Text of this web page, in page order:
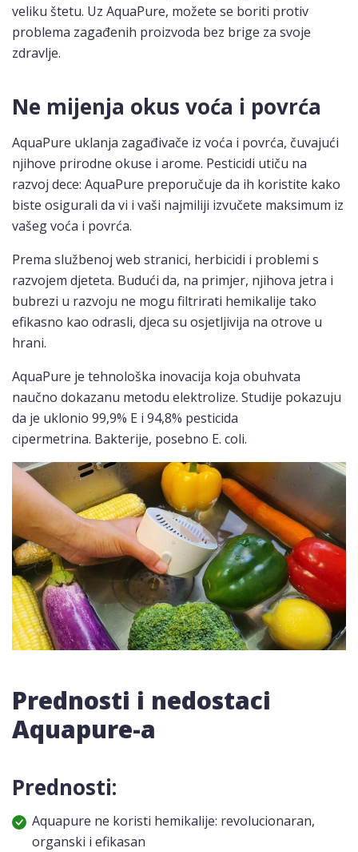
veliku štetu. Uz AquaPure, možete se boriti protiv
problema zagađenih proizvoda bez brige za svoje
zdravlje.
Ne mijenja okus voća i povrća
AquaPure uklanja zagađivače iz voća i povrća, čuvajući
njihove prirodne okuse i arome. Pesticidi utiču na
razvoj dece: AquaPure preporučuje da ih koristite kako
biste osigurali da vi i vaši najmiliji izvučete maksimum iz
vašeg voća i povrća.
Prema službenoj web stranici, herbicidi i problemi s
razvojem djeteta. Budući da, na primjer, njihova jetra i
bubrezi u razvoju ne mogu filtrirati hemikalije tako
efikasno kao odrasli, djeca su osjetljivija na otrove u
hrani.
AquaPure je tehnološka inovacija koja obuhvata
naučno dokazanu metodu elektrolize. Studije pokazuju
da je uklonio 99,9% E i 94,8% pesticida
cipermetrina. Bakterije, posebno E. coli.
Prednosti i nedostaci
Aquapure-a
Prednosti:
Aquapure ne koristi hemikalije: revolucionaran,
organski i efikasan